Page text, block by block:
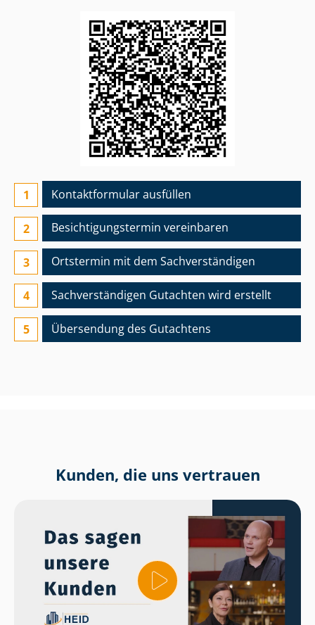
Kontaktformular ausfüllen
Besichtigungs­termin vereinbaren
Ortstermin mit dem Sach­ver­stän­di­gen
Sach­ver­stän­di­gen Gutachten wird erstellt
Übersendung des Gutachtens
Kunden, die uns vertrauen